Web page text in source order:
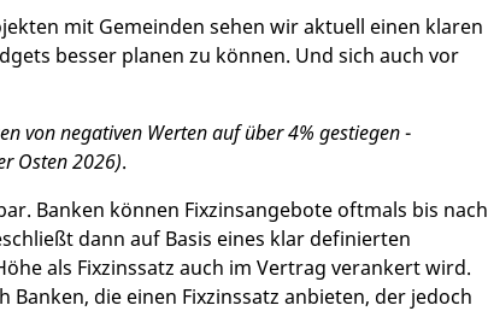
mit Gemeinden sehen wir aktuell einen klaren
besser planen zu können. Und sich auch vor
von negativen Werten auf über 4% gestiegen-
Osten 2026).
Banken können Fixzinsangebote oftmals bis nach
dann auf Basis eines klar definierten
als Fixzinssatz auch im Vertrag verankert wird.
Banken, die einen Fixzinssatz anbieten, der jedoch